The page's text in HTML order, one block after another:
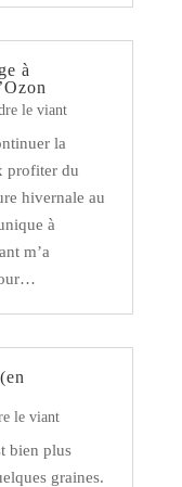
à
le viant
la
profiter du
hivernale au
à
m’a
le viant
bien plus
graines.